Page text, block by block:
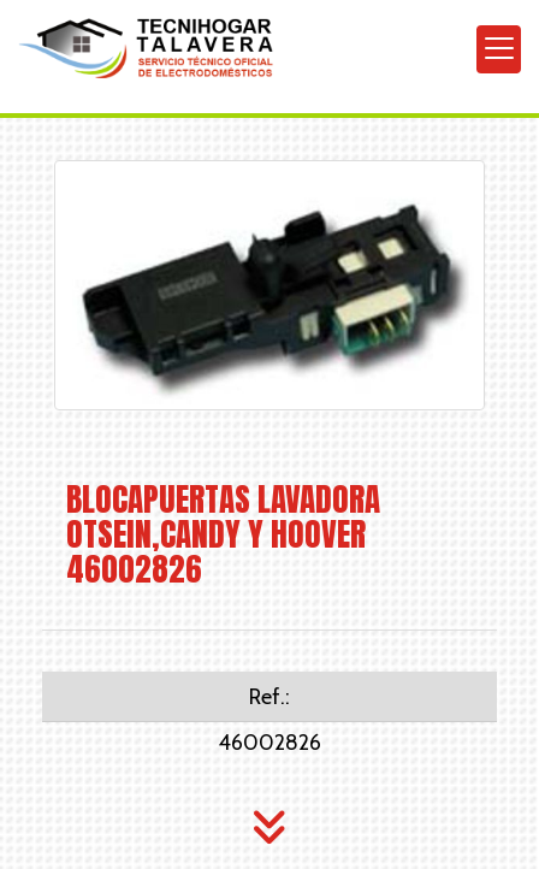
BLOCAPUERTAS LAVADORA
OTSEIN,CANDY Y HOOVER
46002826
Ref.:
46002826